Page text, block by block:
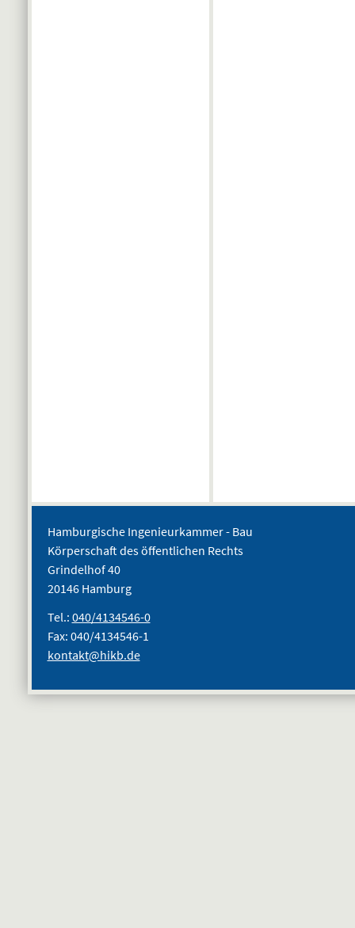
Hamburgische Ingenieurkammer - Bau
Körperschaft des öffentlichen Rechts
Grindelhof 40
20146 Hamburg
Tel.: 040/4134546-0
Fax: 040/4134546-1
kontakt@hikb.de